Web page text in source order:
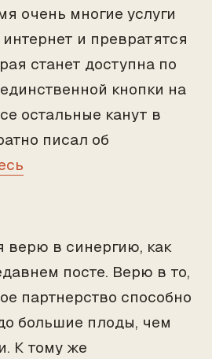
очень многие услуги
и превратятся
станет доступна по
кнопки на
остальные канут в
писал об
верю в синергию, как
посте. Верю в то,
партнерство способно
большие плоды, чем
К тому же